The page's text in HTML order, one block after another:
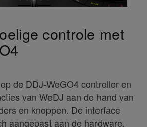
controle met
de DDJ-WeGO4 controller en
van WeDJ aan de hand van
en knoppen. De interface
aangepast aan de hardware,